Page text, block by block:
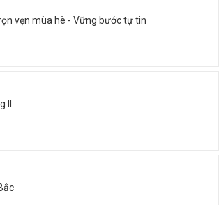
vẹn mùa hè - Vững bước tự tin